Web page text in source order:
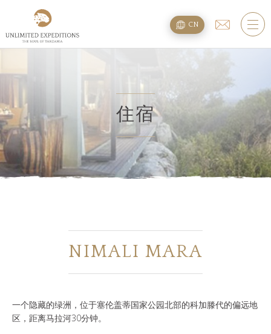
SAFARI旅游配套
海滩度假附加项
规划
疑问
关于我们
住宿
NIMALI MARA
一个隐藏的绿洲，位于塞伦盖蒂国家公园北部的科加滕代的偏远地
区，距离马拉河30分钟。
CN